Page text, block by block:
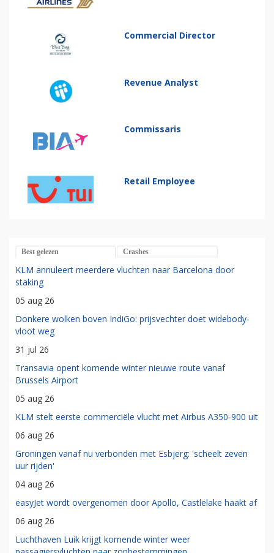
Commercial Director
Revenue Analyst
Commissaris
Retail Employee
Best gelezen Crashes
KLM annuleert meerdere vluchten naar Barcelona door
staking
05 aug 26
Donkere wolken boven IndiGo: prijsvechter doet widebody-
vloot weg
31 jul 26
Transavia opent komende winter nieuwe route vanaf
Brussels Airport
05 aug 26
KLM stelt eerste commerciële vlucht met Airbus A350-900 uit
06 aug 26
Groningen vanaf nu verbonden met Esbjerg: 'scheelt zeven
uur rijden'
04 aug 26
easyJet wordt overgenomen door Apollo, Castlelake haakt af
06 aug 26
Luchthaven Luik krijgt komende winter weer